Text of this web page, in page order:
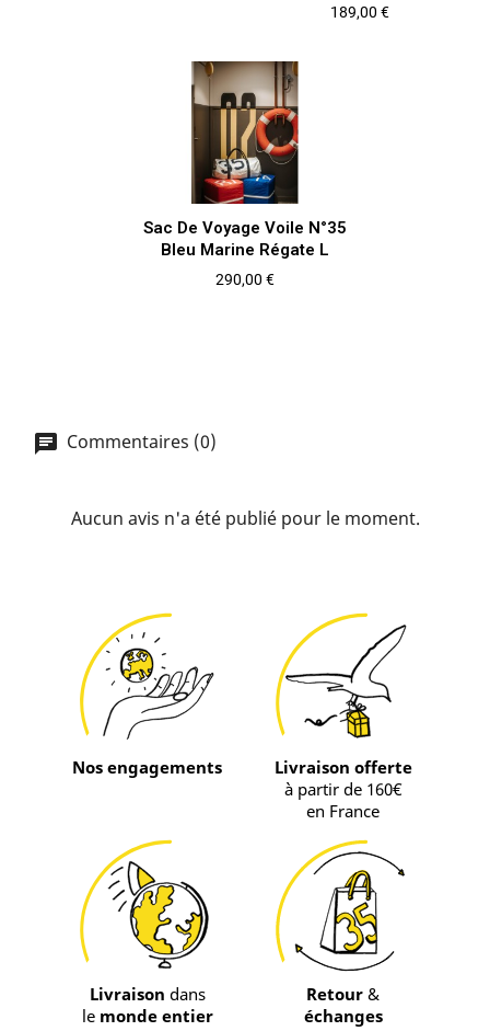
Prix
189,00 €
Sac De Voyage Voile N°35
Bleu Marine Régate L
Prix
290,00 €
Commentaires (0)
Aucun avis n'a été publié pour le moment.
Nos engagements
Livraison offerte
à partir de 160€
en France
Livraison dans
lemonde entier
Retour &
échanges